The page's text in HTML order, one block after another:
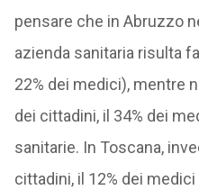
pensare che in Abruzzo
azienda sanitaria risulta
22% dei medici), mentre
dei cittadini, il 34% dei
sanitarie. In Toscana,
cittadini, il 12% dei